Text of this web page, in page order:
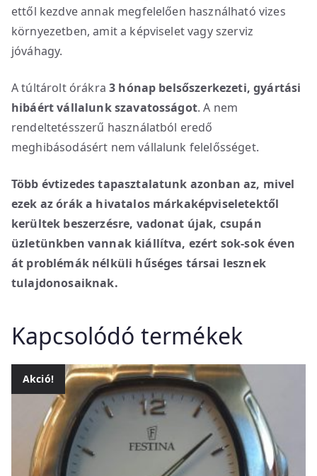
ettől kezdve annak megfelelően használható vizes
környezetben, amit a képviselet vagy szerviz
jóváhagy.
A túltárolt órákra3 hónap belsőszerkezeti, gyártási
hibáért vállalunk szavatosságot. A nem
rendeltetésszerű használatból eredő
meghibásodásért nem vállalunk felelősséget.
Több évtizedes tapasztalatunk azonban az, mivel
ezek az órák a hivatalos márkaképviseletektől
kerültek beszerzésre, vadonat újak, csupán
üzletünkben vannak kiállítva, ezért sok-sok éven
át problémák nélküli hűséges társai lesznek
tulajdonosaiknak.
Kapcsolódó termékek
Akció!